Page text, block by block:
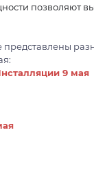
позволяют
представлены
9 мая